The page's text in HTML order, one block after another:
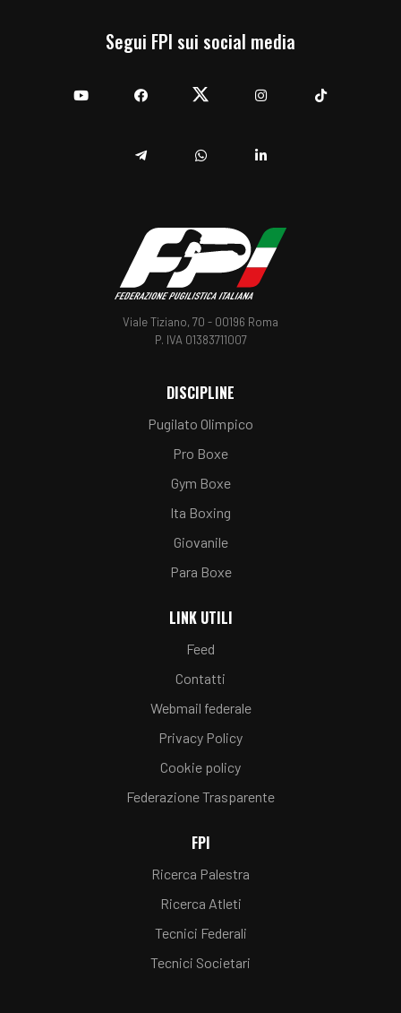
Segui FPI sui social media
Viale Tiziano, 70 - 00196 Roma
P. IVA 01383711007
DISCIPLINE
Pugilato Olimpico
Pro Boxe
Gym Boxe
Ita Boxing
Giovanile
Para Boxe
LINK UTILI
Feed
Contatti
Webmail federale
Privacy Policy
Cookie policy
Federazione Trasparente
FPI
Ricerca Palestra
Ricerca Atleti
Tecnici Federali
Tecnici Societari